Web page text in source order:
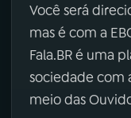
Você será
mas é com a
Fala.BR é uma
sociedade com
meio das